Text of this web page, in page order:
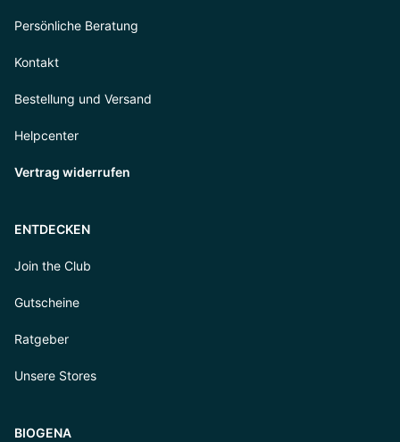
Persönliche Beratung
Kontakt
Bestellung und Versand
Helpcenter
Vertrag widerrufen
ENTDECKEN
Join the Club
Gutscheine
Ratgeber
Unsere Stores
BIOGENA